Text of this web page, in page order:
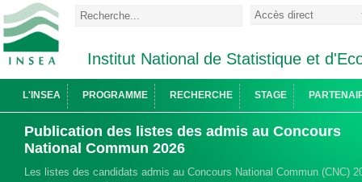
Institut National de Statistique et
L'INSEA PROGRAMME RECHERCHE STAGE
Publication des listes des admis au Concours
National Commun 2026
Les listes des candidats admis au Concours National Commun (CNC)